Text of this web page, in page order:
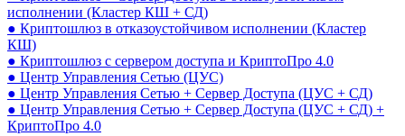
исполнении (Кластер КШ + СД)
● Криптошлюз в отказоустойчивом исполнении (Кластер
КШ)
● Криптошлюз с сервером доступа и КриптоПро 4.0
● Центр Управления Сетью (ЦУС)
● Центр Управления Сетью + Сервер Доступа (ЦУС + СД)
● Центр Управления Сетью + Сервер Доступа (ЦУС + СД) +
КриптоПро 4.0